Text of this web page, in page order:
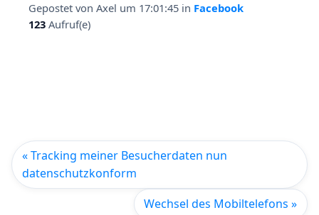
Gepostet von Axel um 17:01:45 in Facebook
123 Aufruf(e)
Wechsel des Mobiltelefons »
« Tracking meiner Besucherdaten nun
datenschutzkonform